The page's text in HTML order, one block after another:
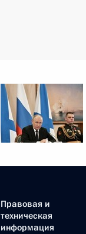
Правовая и
техническая
информация